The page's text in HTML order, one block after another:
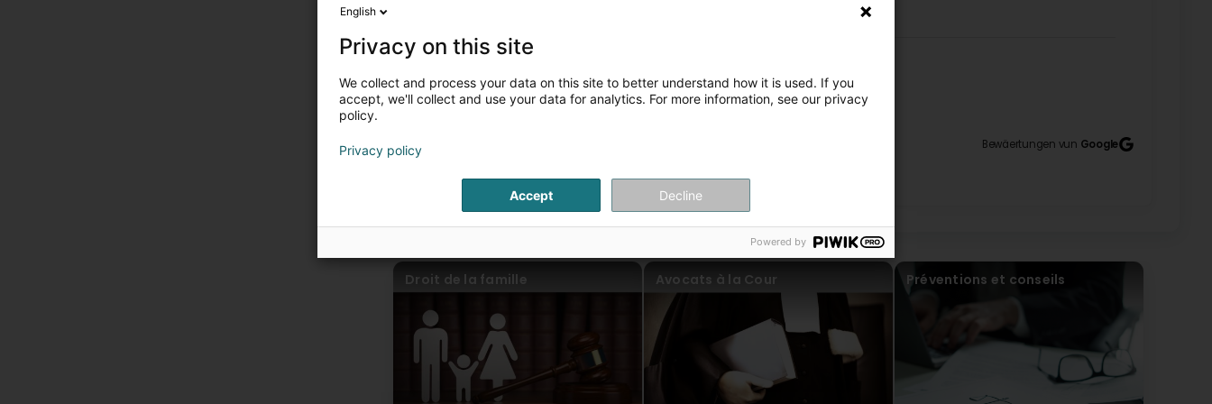
Inge Verjans
Virun 5 Joer(en)
1 ... 2
Bewäertungen vun Google
Droit de la famille Avocats à la Cour Préventions et conseils
English
Privacy on this site
We collect and process your data on this site to better understand how it is used. If you
accept, we'll collect and use your data for analytics. For more information, see our privacy
policy.
Privacy policy
Accept Decline
Powered by